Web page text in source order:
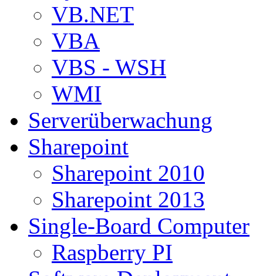
VB.NET
VBA
VBS - WSH
WMI
Serverüberwachung
Sharepoint
Sharepoint 2010
Sharepoint 2013
Single-Board Computer
Raspberry PI